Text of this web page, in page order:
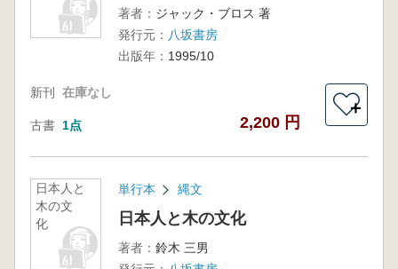
著者： ジャック・ブロス 著
発行元： 八坂書房
出版年： 1995/10
新刊 在庫なし
古書 1点 2,200 円
＋
日本人と
木の文
化
単行本 縄文
日本人と木の文化
著者： 鈴木 三男